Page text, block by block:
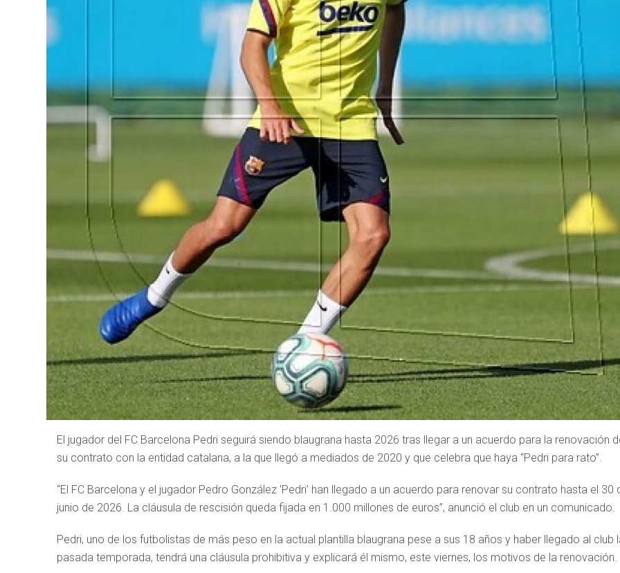
El jugador del FC Barcelona Pedri seguirá siendo blaugrana hasta 2026 tras llegar a un acuerdo para la renovación
su contrato con la entidad catalana, a la que llegó a mediados de 2020 y que celebra que haya “Pedri para rato”.
“El FC Barcelona y el jugador Pedro González ‘Pedri’ han llegado a un acuerdo para renovar su contrato hasta el 30
junio de 2026. La cláusula de rescisión queda fijada en 1.000 millones de euros”, anunció el club en un comunicado.
Pedri, uno de los futbolistas de más peso en la actual plantilla blaugrana pese a sus 18 años y haber llegado al club
pasada temporada, tendrá una cláusula prohibitiva y explicará él mismo, este viernes, los motivos de la renovación.